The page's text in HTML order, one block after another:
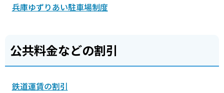
兵庫ゆずりあい駐車場制度
公共料金などの割引
鉄道運賃の割引